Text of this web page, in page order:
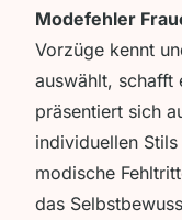
Modefehler
Vorzüge kennt
auswählt, schafft
präsentiert sich
individuellen
modische
das